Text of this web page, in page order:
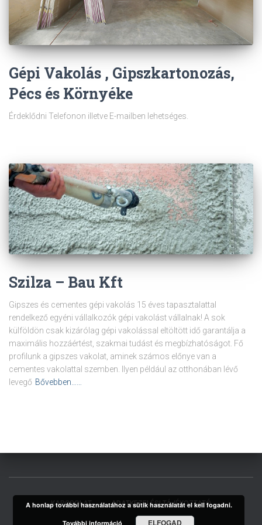
Gépi Vakolás , Gipszkartonozás,
Pécs és Környéke
Érdeklődni Telefonon illetve E-mailben lehetséges.
Szilza – Bau Kft
Gipszes és cementes gépi vakolás 15 éves tapasztalattal
rendelkező egyéni vállalkozók gépi vakolást vállalnak! A sok
külföldön csak kizárólag gépi vakolással eltöltött idő garantálja a
maximális hozzáértést, szakmai tudást és megbízhatóságot. Fő
profilunk a gipszes vakolat, aminek számos előnye van a
cementes vakolattal szemben. Ilyen például az otthonában lévő
levegő Bővebben……
KAPCSOLAT ADATKEZELÉSI TÁJÉKOZTATÓ
A honlap további használatához a sütik használatát el kell fogadni.
További információ ELFOGAD